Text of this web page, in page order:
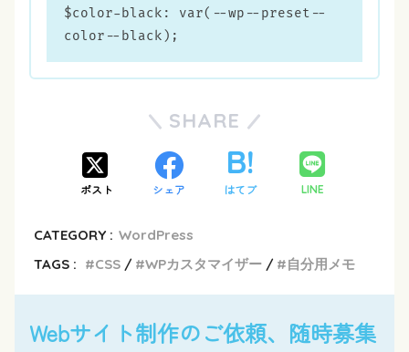
$color-black: var(--wp--preset--
color--black);
SHARE
ポスト シェア はてブ LINE
CATEGORY : WordPress
TAGS :
CSS WPカスタマイザー 自分用メモ
Webサイト制作のご依頼、随時募集